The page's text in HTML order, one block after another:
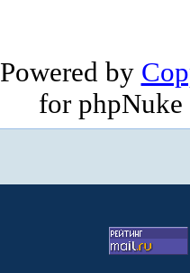
Powered by
for